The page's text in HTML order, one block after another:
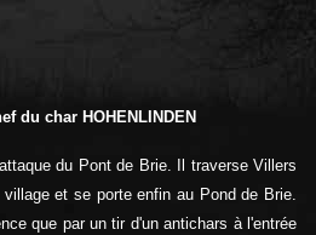
du char HOHENLINDEN
du Pont de Brie. Il traverse Villers
et se porte enfin au Pond de Brie.
que par un tir d'un antichars à l'entrée